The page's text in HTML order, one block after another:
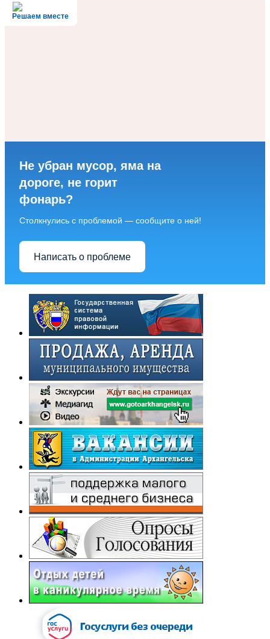
Решаем вместе
Не убран мусор, яма на
дороге, не горит
фонарь?
Столкнулись с проблемой — сообщите о ней!
Написать о проблеме